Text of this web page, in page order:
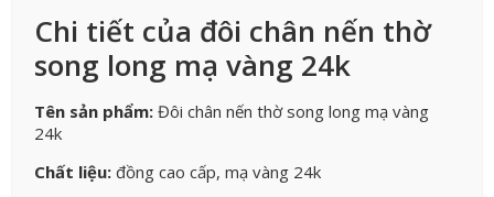
Chi tiết của đôi chân nến thờ
song long mạ vàng 24k
Tên sản phẩm: Đôi chân nến thờ song long mạ vàng
24k
Chất liệu: đồng cao cấp, mạ vàng 24k